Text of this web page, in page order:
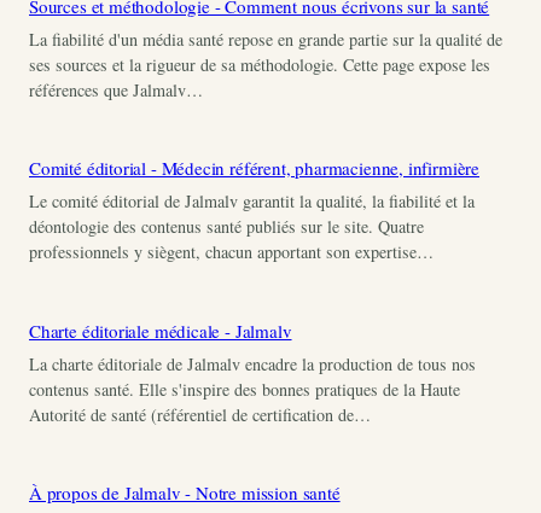
Sources et méthodologie - Comment nous écrivons sur la santé
La fiabilité d'un média santé repose en grande partie sur la qualité de
ses sources et la rigueur de sa méthodologie. Cette page expose les
références que Jalmalv…
Comité éditorial - Médecin référent, pharmacienne, infirmière
Le comité éditorial de Jalmalv garantit la qualité, la fiabilité et la
déontologie des contenus santé publiés sur le site. Quatre
professionnels y siègent, chacun apportant son expertise…
Charte éditoriale médicale - Jalmalv
La charte éditoriale de Jalmalv encadre la production de tous nos
contenus santé. Elle s'inspire des bonnes pratiques de la Haute
Autorité de santé (référentiel de certification de…
À propos de Jalmalv - Notre mission santé